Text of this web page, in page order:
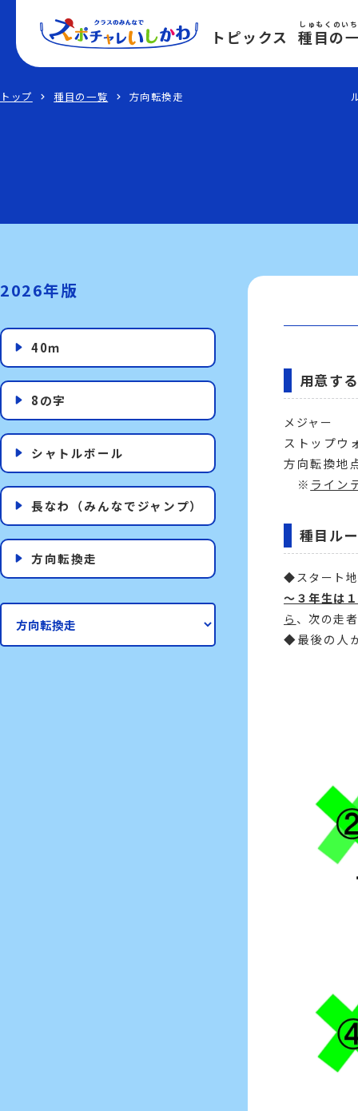
トピックス
しゅもくのい
種目の
トップ 種目の一覧 方向転換走
2026年版
40ｍ
8の字
シャトルボール
長なわ（みんなでジャンプ）
方向転換走
用意す
メジャー
ストップウ
方向転換地
※ ライン
種目ル
◆スタート
～３年生は
ら 、次の走
◆最後の人